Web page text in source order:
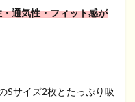
通気性・フィット感が
Sサイズ2枚とたっぷり吸